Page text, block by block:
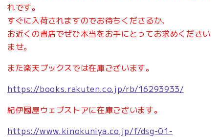
れです。
すぐに入荷されますのでお待ちくださるか、
お近くの書店でぜひ本当をお手にとってお求めください
ませ。
また楽天ブックスでは在庫ございます。
https://books.rakuten.co.jp/rb/16293933/
紀伊國屋ウェブストアに在庫ございます。
https://www.kinokuniya.co.jp/f/dsg-01-